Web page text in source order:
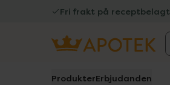
Fri frakt på receptbelagt
ProdukterErbjudanden